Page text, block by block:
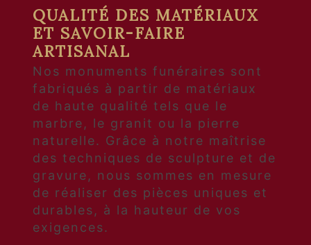
QUALITÉ DES MATÉRIAUX
ET SAVOIR-FAIRE
ARTISANAL
Nos monuments funéraires sont
fabriqués à partir de matériaux
de haute qualité tels que le
marbre, le granit ou la pierre
naturelle. Grâce à notre maîtrise
des techniques de sculpture et de
gravure, nous sommes en mesure
de réaliser des pièces uniques et
durables, à la hauteur de vos
exigences.